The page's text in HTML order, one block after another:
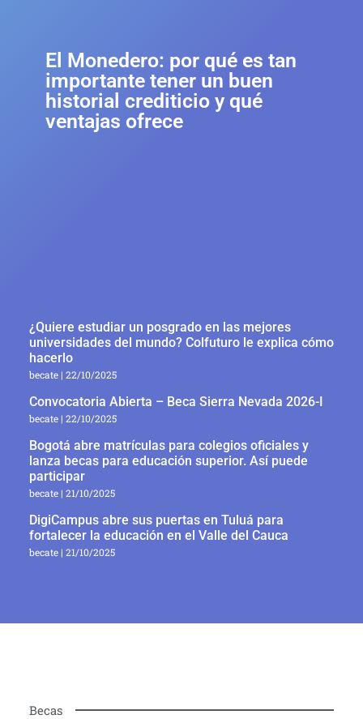
El Monedero: por qué es tan
importante tener un buen
historial crediticio y qué
ventajas ofrece
¿Quiere estudiar un posgrado en las mejores
universidades del mundo? Colfuturo le explica cómo
hacerlo
becate 22/10/2025
Convocatoria Abierta – Beca Sierra Nevada 2026-I
becate 22/10/2025
Bogotá abre matrículas para colegios oficiales y
lanza becas para educación superior. Así puede
participar
becate 21/10/2025
DigiCampus abre sus puertas en Tuluá para
fortalecer la educación en el Valle del Cauca
becate 21/10/2025
Becas